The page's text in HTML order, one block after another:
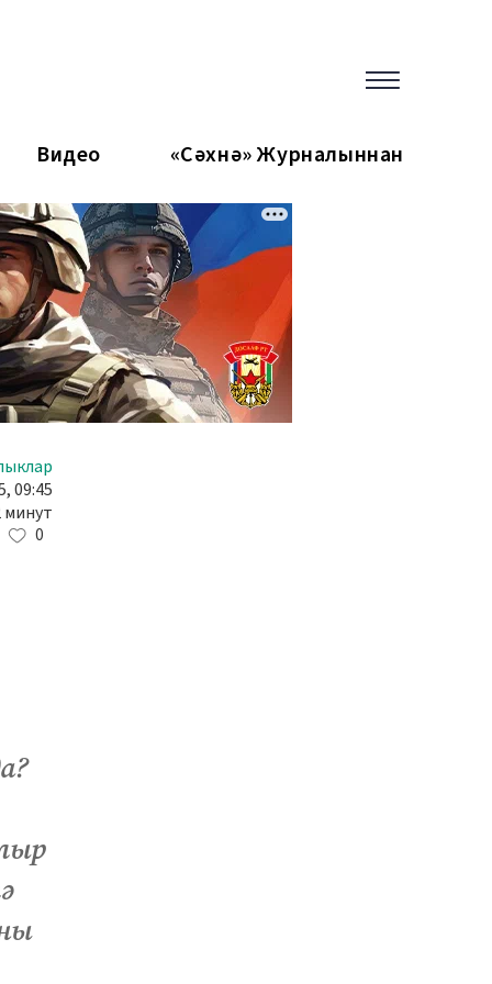
Видео «Сәхнә» Журналыннан
09:45
минут
0